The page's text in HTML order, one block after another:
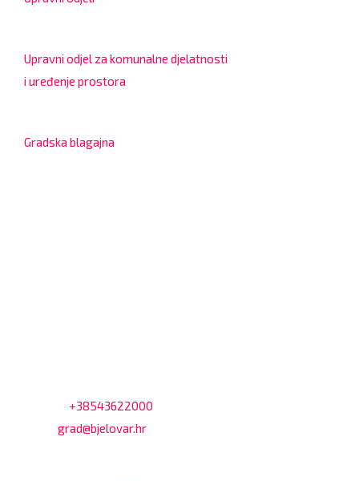
Upravni odjel za komunalne djelatnosti
i uređenje prostora
Gradska blagajna
+38543622000
grad@bjelovar.hr